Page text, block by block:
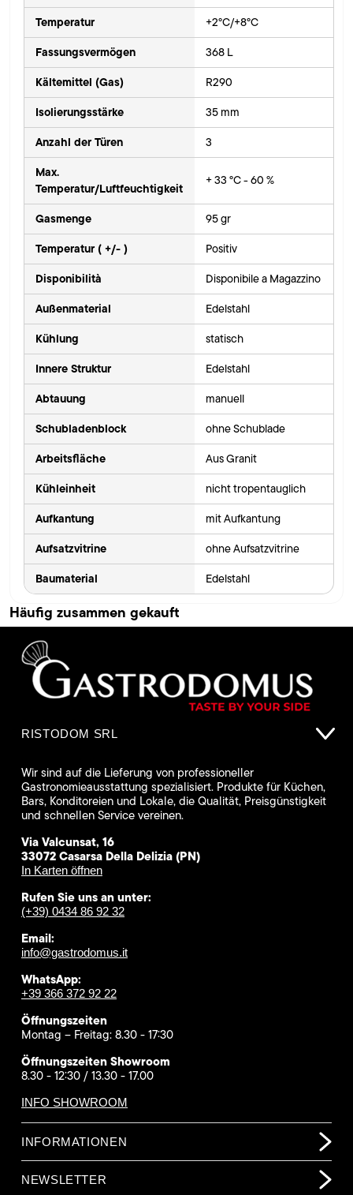
Temperatur +2°C/+8°C
Fassungsvermögen 368 L
Kältemittel (Gas) R290
Isolierungsstärke 35 mm
Anzahl der Türen 3
Max.
Temperatur/Luftfeuchtigkeit
+ 33 °C - 60 %
Gasmenge 95 gr
Temperatur ( +/- ) Positiv
Disponibilità Disponibile a Magazzino
Außenmaterial Edelstahl
Kühlung statisch
Innere Struktur Edelstahl
Abtauung manuell
Schubladenblock ohne Schublade
Arbeitsfläche Aus Granit
Kühleinheit nicht tropentauglich
Aufkantung mit Aufkantung
Aufsatzvitrine ohne Aufsatzvitrine
Baumaterial Edelstahl
Häufig zusammen gekauft
RISTODOM SRL
Wir sind auf die Lieferung von professioneller
Gastronomieausstattung spezialisiert. Produkte für Küchen,
Bars, Konditoreien und Lokale, die Qualität, Preisgünstigkeit
und schnellen Service vereinen.
Via Valcunsat, 16
33072 Casarsa Della Delizia (PN)
In Karten öffnen
Rufen Sie uns an unter:
(+39) 0434 86 92 32
Email:
info@gastrodomus.it
WhatsApp:
+39 366 372 92 22
Öffnungszeiten
Montag – Freitag: 8.30 - 17:30
Öffnungszeiten Showroom
8.30 - 12:30 / 13.30 - 17.00
INFO SHOWROOM
INFORMATIONEN
NEWSLETTER